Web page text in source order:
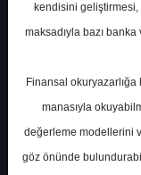
1
integral-
kendisini geliştirmesi,
maksadıyla bazı banka
Finansal okuryazarlığa
manasıyla
değerleme modellerini
göz önünde